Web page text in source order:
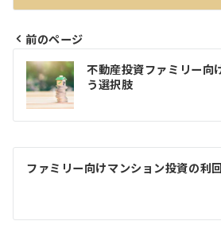
投
稿
ナ
ビ
ゲ
シ
前のページ
不動産投資ファミリー向
う選択肢
ファミリー向けマンション投資の利